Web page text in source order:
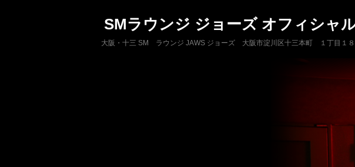
SMラウンジ ジョーズ オフィシャ
大阪・十三 SM ラウンジ JAWS ジョーズ 大阪市淀川区十三本町 １丁目１８